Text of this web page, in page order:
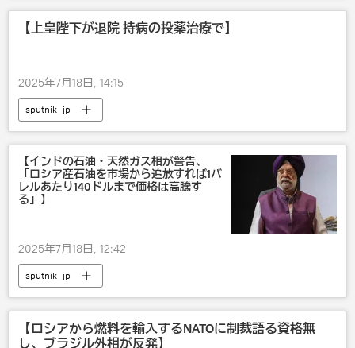
【上皇陛下が退院 持病の投薬治療で】
2025年7月18日, 14:15
sputnik_jp
【インドの石油・天然ガス相が警告、
「ロシア産石油を市場から追放すれば1バ
レルあたり140ドルまで価格は高騰す
る」】
2025年7月18日, 12:42
sputnik_jp
【ロシアから燃料を輸入するNATOに制裁語る資格無
し、ブラジル外相が反発】